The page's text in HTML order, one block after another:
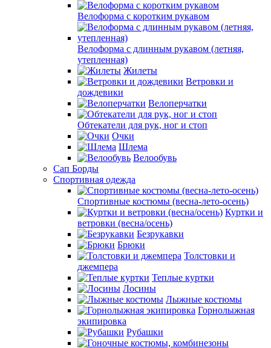
Велоформа с коротким рукавом
Велоформа с длинным рукавом (летняя,
утепленная)
Жилеты
Ветровки и
дождевики
Велоперчатки
Обтекатели для рук, ног и стоп
Очки
Шлема
Велообувь
Сап Борды
Спортивная одежда
Спортивные костюмы (весна-лето-осень)
Куртки и
ветровки (весна/осень)
Безрукавки
Брюки
Толстовки и
джемпера
Теплые куртки
Лосины
Лыжные костюмы
Горнолыжная
экипировка
Рубашки